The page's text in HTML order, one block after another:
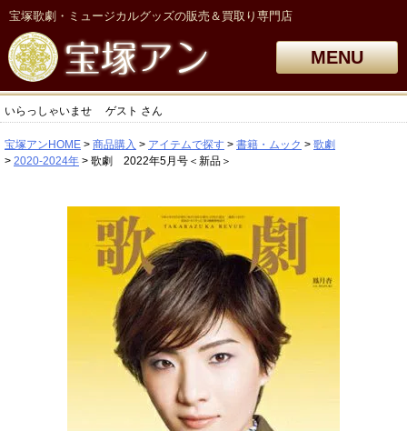
宝塚歌劇・ミュージカルグッズの販売＆買取り専門店
MENU
いらっしゃいませ ゲスト さん
宝塚アンHOME 商品購入 アイテムで探す 書籍・ムック
歌劇
2020-2024年
歌劇 2022年5月号＜新品＞